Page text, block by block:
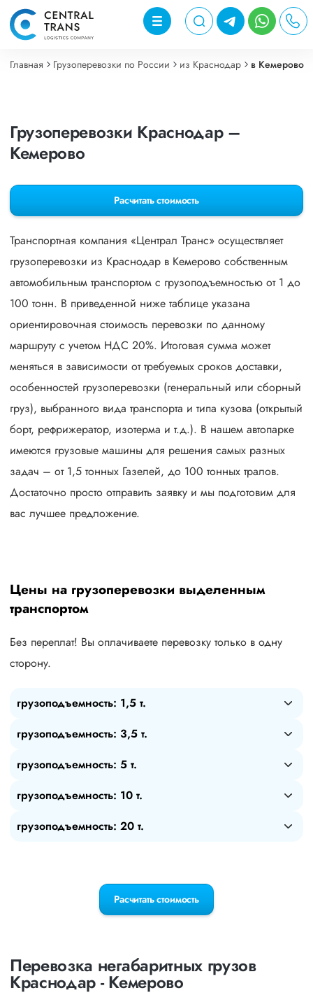
Главная Грузоперевозки по России из Краснодар в Кемерово
Грузоперевозки Краснодар –
Кемерово
Расчитать стоимость
Транспортная компания «Централ Транс» осуществляет
грузоперевозки из Краснодар в Кемерово собственным
автомобильным транспортом с грузоподъемностью от 1 до
100 тонн. В приведенной ниже таблице указана
ориентировочная стоимость перевозки по данному
маршруту с учетом НДС 20%. Итоговая сумма может
меняться в зависимости от требуемых сроков доставки,
особенностей грузоперевозки (генеральный или сборный
груз), выбранного вида транспорта и типа кузова (открытый
борт, рефрижератор, изотерма и т.д.). В нашем автопарке
имеются грузовые машины для решения самых разных
задач – от 1,5 тонных Газелей, до 100 тонных тралов.
Достаточно просто отправить заявку и мы подготовим для
вас лучшее предложение.
Цены на грузоперевозки выделенным
транспортом
Без переплат! Вы оплачиваете перевозку только в одну
сторону.
грузоподъемность: 1,5 т.
грузоподъемность: 3,5 т.
грузоподъемность: 5 т.
грузоподъемность: 10 т.
грузоподъемность: 20 т.
Расчитать стоимость
Перевозка негабаритных грузов
Краснодар - Кемерово